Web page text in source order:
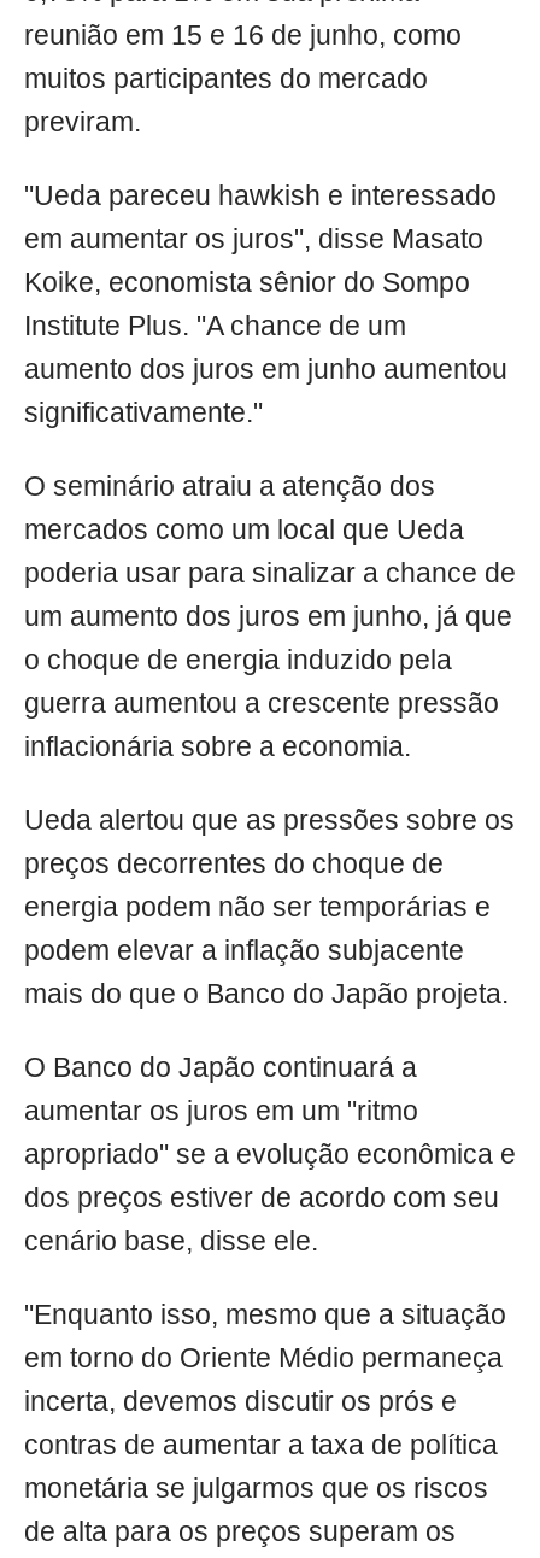
reunião em 15 e 16 de junho, como
muitos participantes do mercado
previram.
"Ueda pareceu hawkish e interessado
em aumentar os juros", disse Masato
Koike, economista sênior do Sompo
Institute Plus. "A chance de um
aumento dos juros em junho aumentou
significativamente."
O seminário atraiu a atenção dos
mercados como um local que Ueda
poderia usar para sinalizar a chance de
um aumento dos juros em junho, já que
o choque de energia induzido pela
guerra aumentou a crescente pressão
inflacionária sobre a economia.
Ueda alertou que as pressões sobre os
preços decorrentes do choque de
energia podem não ser temporárias e
podem elevar a inflação subjacente
mais do que o Banco do Japão projeta.
O Banco do Japão continuará a
aumentar os juros em um "ritmo
apropriado" se a evolução econômica e
dos preços estiver de acordo com seu
cenário base, disse ele.
"Enquanto isso, mesmo que a situação
em torno do Oriente Médio permaneça
incerta, devemos discutir os prós e
contras de aumentar a taxa de política
monetária se julgarmos que os riscos
de alta para os preços superam os